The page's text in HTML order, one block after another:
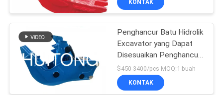
TENTANG
KAMI
TUR
PABRIK
Bucket Excavator
Tugas Berat
158
KONTAK
Penghancur Batu Hidrolik
Excavator yang Dapat
Disesuaikan Penghancur
Batu Tugas Berat
$450-3400/pcs MOQ:1 buah
KONTAK